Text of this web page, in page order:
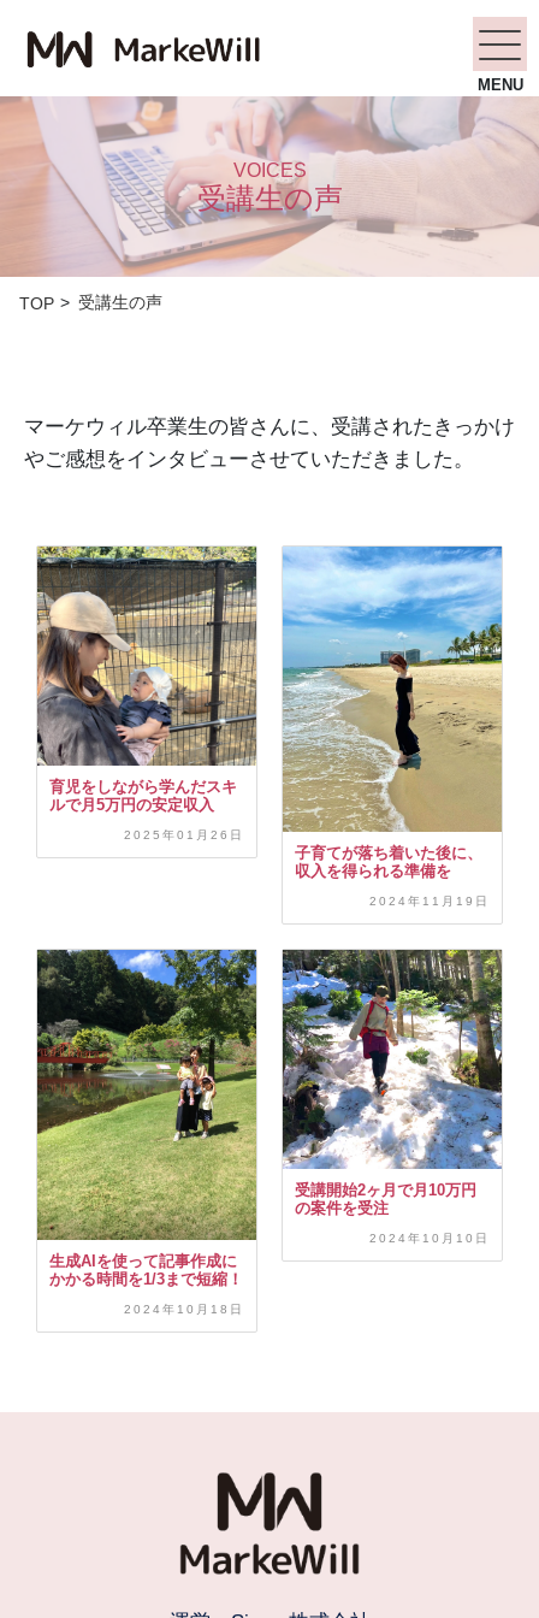
VOICES
受講生の声
TOP 受講生の声
マーケウィル卒業生の皆さんに、受講されたきっかけ
やご感想をインタビューさせていただきました。
育児をしながら学んだスキ
ルで月5万円の安定収入
2025年01月26日
子育てが落ち着いた後に、
収入を得られる準備を
2024年11月19日
生成AIを使って記事作成に
かかる時間を1/3まで短縮！
2024年10月18日
受講開始2ヶ月で月10万円
の案件を受注
2024年10月10日
MENU